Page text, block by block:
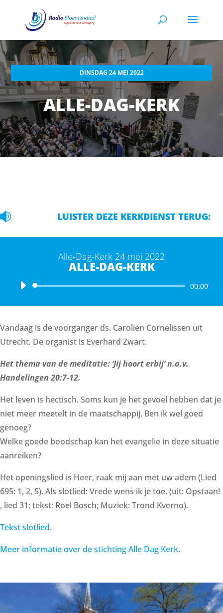
DINSDAG 24 MEI 2022
ALLE-DAG-KERK
 LUISTER DEZE KERKDIENST TERUG:
Alle-Dag-Kerk 24 mei 2022
ALLE-DAG-KERK
Audiospeler 00:00
Vandaag is de voorganger ds. Carolien Cornelissen uit
Utrecht. De organist is Everhard Zwart.
Het thema van de meditatie: ‘Jij hoort erbij’ n.a.v.
Handelingen 20:7-12.
Het leven is hectisch. Soms kun je het gevoel hebben dat je
niet meer meetelt in de maatschappij. Ben ik wel goed
genoeg?
Welke goede boodschap kan het evangelie in deze situatie
aanreiken?
Het openingslied is Heer, raak mij aan met uw adem (Lied
695: 1, 2, 5). Als slotlied: Vrede wens ik je toe. (uit: Opstaan!
, lied 31; tekst: Roel Bosch; Muziek: Trond Kverno).
Tekst slotlied.
Meer informatie over de stichting Alle Dag Kerk.